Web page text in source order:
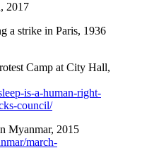
2017
a strike in Paris, 1936
Camp at City Hall,
is-a-human-right-
council/
Myanmar, 2015
march-